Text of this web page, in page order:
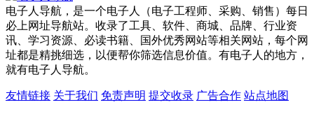
电子人导航，是一个电子人（电子工程师、采购、销售）每日
必上网址导航站。收录了工具、软件、商城、品牌、行业资
讯、学习资源、必读书籍、国外优秀网站等相关网站，每个网
址都是精挑细选，以便帮你筛选信息价值。有电子人的地方，
就有电子人导航。
友情链接 关于我们 免责声明 提交收录 广告合作 站点地图